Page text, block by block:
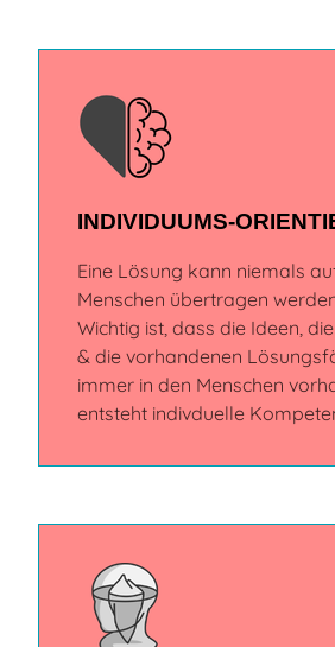
INDIVIDUUMS-
Eine Lösung kann niemals
Menschen übertragen
Wichtig ist, dass die Ideen,
& die vorhandenen
immer in den Menschen
entsteht indivduelle